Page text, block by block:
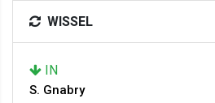
WISSEL
IN
S. Gnabry